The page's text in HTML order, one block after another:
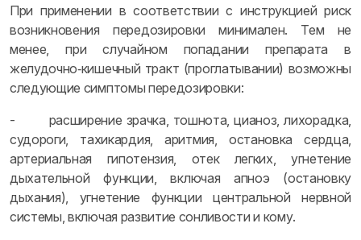
При применении в соответствии с инструкцией риск
возникновения передозировки минимален. Тем не
менее, при случайном попадании препарата в
желудочно‑кишечный тракт (проглатывании) возможны
следующие симптомы передозировки:
- расширение зрачка, тошнота, цианоз, лихорадка,
судороги, тахикардия, аритмия, остановка сердца,
артериальная гипотензия, отек легких, угнетение
дыхательной функции, включая апноэ (остановку
дыхания), угнетение функции центральной нервной
системы, включая развитие сонливости и кому.